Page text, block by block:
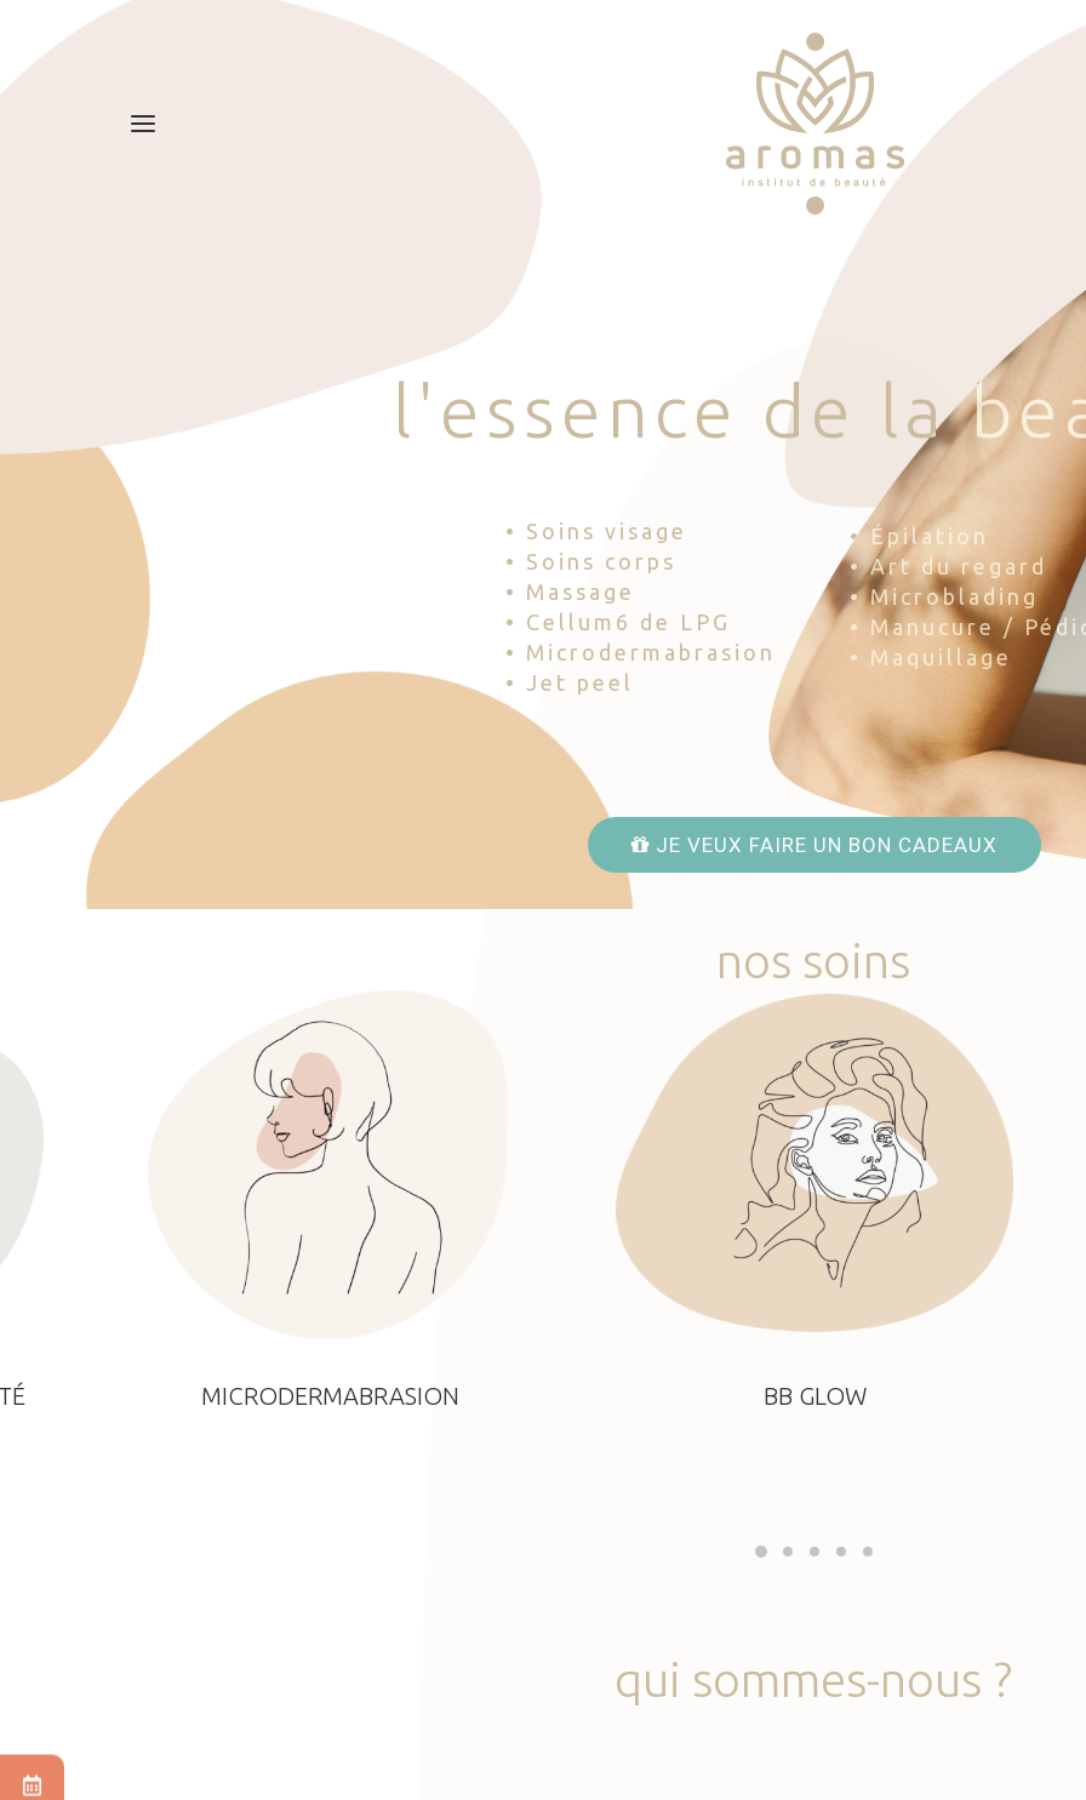
l 'esse nce d e la be
• Soins visage
• Soins corps
• Massage
• Cellum6 de LPG
• Microdermabrasion
• Jet peel
• Épilation
• Art du regard
• Microblading
• Manucure /
• Maquillage
JE VEUX FAIRE UN BON CADEAUX
nos soins
MICRODERMABRASION BB GLOW
qui sommes-nous ?